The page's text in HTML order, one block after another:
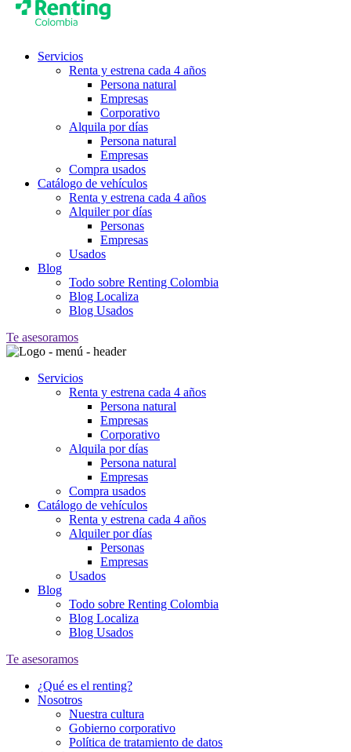
Servicios
Renta y estrena cada 4 años
Persona natural
Empresas
Corporativo
Alquila por días
Persona natural
Empresas
Compra usados
Catálogo de vehículos
Renta y estrena cada 4 años
Alquiler por días
Personas
Empresas
Usados
Blog
Todo sobre Renting Colombia
Blog Localiza
Blog Usados
Te asesoramos
Servicios
Renta y estrena cada 4 años
Persona natural
Empresas
Corporativo
Alquila por días
Persona natural
Empresas
Compra usados
Catálogo de vehículos
Renta y estrena cada 4 años
Alquiler por días
Personas
Empresas
Usados
Blog
Todo sobre Renting Colombia
Blog Localiza
Blog Usados
Te asesoramos
¿Qué es el renting?
Nosotros
Nuestra cultura
Gobierno corporativo
Política de tratamiento de datos